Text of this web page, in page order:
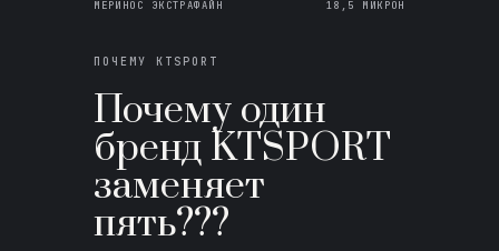
МЕРИНОС ЭКСТРАФАЙН 18,5 МИКРОН
ПОЧЕМУ KTSPORT
Почему один
бренд KTSPORT
заменяет
пять???